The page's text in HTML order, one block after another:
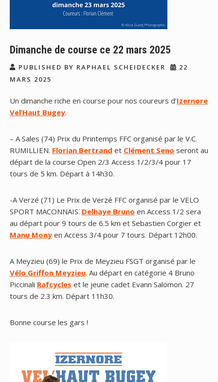
Dimanche de course ce 22 mars 2025
PUBLISHED BY RAPHAEL SCHEIDECKER
22
MARS 2025
Un dimanche riche en course pour nos coureurs d’Izernore
Vel’Haut Bugey.
– A Sales (74) Prix du Printemps FFC organisé par le V.C.
RUMILLIEN. Florian Bertrand et Clément Seno seront au
départ de la course Open 2/3 Access 1/2/3/4 pour 17
tours de 5 km. Départ à 14h30.
-A Verzé (71) Le Prix de Verzé FFC organisé par le VELO
SPORT MACONNAIS. Delhaye Bruno en Access 1/2 sera
au départ pour 9 tours de 6.5 km et Sebastien Corgier et
Manu Mony en Access 3/4 pour 7 tours. Départ 12h00.
A Meyzieu (69) le Prix de Meyzieu FSGT organisé par le
Vélo Griffon Meyzieu. Au départ en catégorie 4 Bruno
Piccinali Rafcycles et le jeune cadet Evann Salomon. 27
tours de 2.3 km. Départ 11h30.
Bonne course les gars !